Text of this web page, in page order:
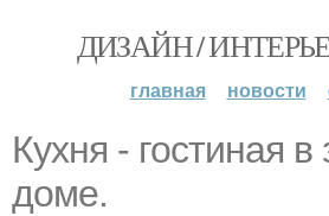
ДИЗАЙН /
главная новости
Кухня - гостиная
доме.